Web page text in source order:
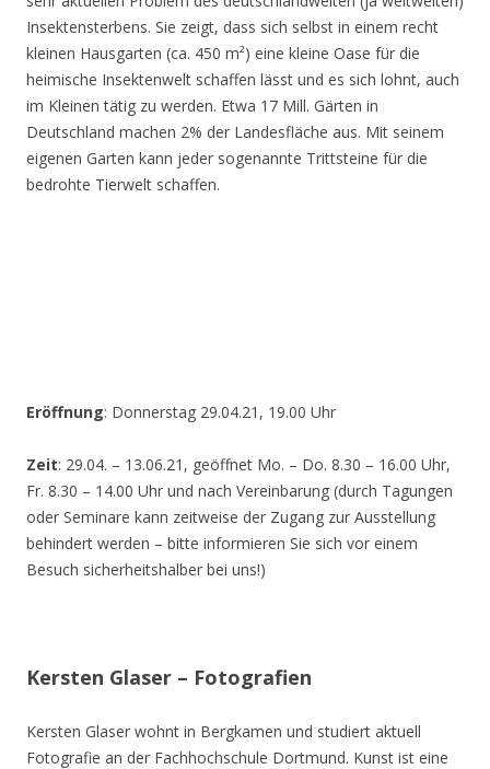
Insektensterbens. Sie zeigt, dass sich selbst in einem recht
kleinen Hausgarten (ca. 450 m²) eine kleine Oase für die
heimische Insektenwelt schaffen lässt und es sich lohnt, auch
im Kleinen tätig zu werden. Etwa 17 Mill. Gärten in
Deutschland machen 2% der Landesfläche aus. Mit seinem
eigenen Garten kann jeder sogenannte Trittsteine für die
bedrohte Tierwelt schaffen.
Eröffnung: Donnerstag 29.04.21, 19.00 Uhr
Zeit: 29.04. – 13.06.21, geöffnet Mo. – Do. 8.30 – 16.00 Uhr,
Fr. 8.30 – 14.00 Uhr und nach Vereinbarung (durch Tagungen
oder Seminare kann zeitweise der Zugang zur Ausstellung
behindert werden – bitte informieren Sie sich vor einem
Besuch sicherheitshalber bei uns!)
Kersten Glaser – Fotografien
Kersten Glaser wohnt in Bergkamen und studiert aktuell
Fotografie an der Fachhochschule Dortmund. Kunst ist eine